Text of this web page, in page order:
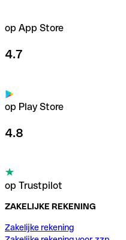
op App Store
4.7
op Play Store
4.8
op Trustpilot
ZAKELIJKE REKENING
Zakelijke rekening